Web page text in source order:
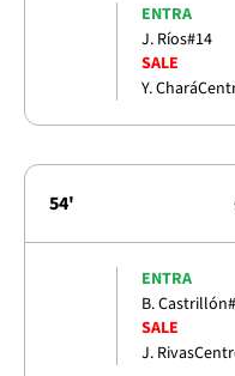
ENTRA
J. Ríos#14
SALE
Y. Chará
54'
ENTRA
B. Castrillón
SALE
J. Rivas